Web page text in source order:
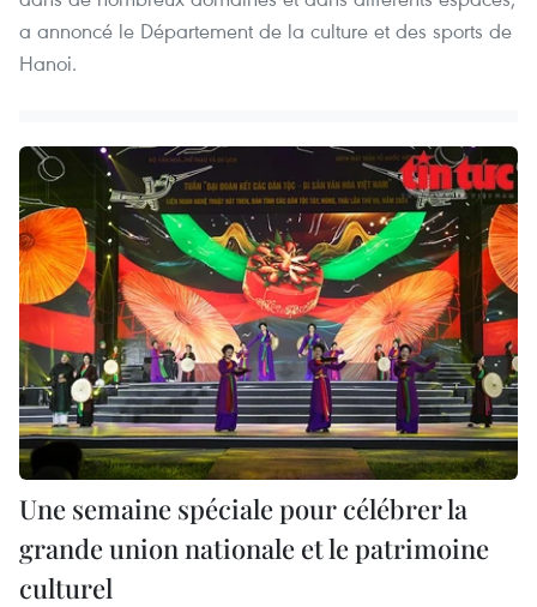
a annoncé le Département de la culture et des sports de
Hanoi.
Une semaine spéciale pour célébrer la
grande union nationale et le patrimoine
culturel